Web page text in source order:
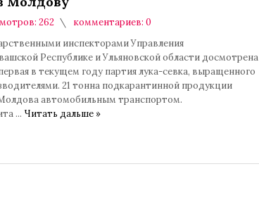
262
комментариев: 0
инспекторами Управления
Республике и Ульяновской области досмотрена
в текущем году партия лука-севка, выращенного
21 тонна подкарантинной продукции
автомобильным транспортом.
... Читать дальше »